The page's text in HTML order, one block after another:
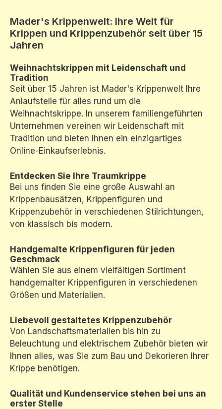
Mader's Krippenwelt: Ihre Welt für
Krippen und Krippenzubehör seit über 15
Jahren
Weihnachtskrippen mit Leidenschaft und
Tradition
Seit über 15 Jahren ist Mader's Krippenwelt Ihre
Anlaufstelle für alles rund um die
Weihnachtskrippe. In unserem familiengeführten
Unternehmen vereinen wir Leidenschaft mit
Tradition und bieten Ihnen ein einzigartiges
Online-Einkaufserlebnis.
Entdecken Sie Ihre Traumkrippe
Bei uns finden Sie eine große Auswahl an
Krippenbausätzen, Krippenfiguren und
Krippenzubehör in verschiedenen Stilrichtungen,
von klassisch bis modern.
Handgemalte Krippenfiguren für jeden
Geschmack
Wählen Sie aus einem vielfältigen Sortiment
handgemalter Krippenfiguren in verschiedenen
Größen und Materialien.
Liebevoll gestaltetes Krippenzubehör
Von Landschaftsmaterialien bis hin zu
Beleuchtung und elektrischem Zubehör bieten wir
Ihnen alles, was Sie zum Bau und Dekorieren Ihrer
Krippe benötigen.
Qualität und Kundenservice stehen bei uns an
erster Stelle